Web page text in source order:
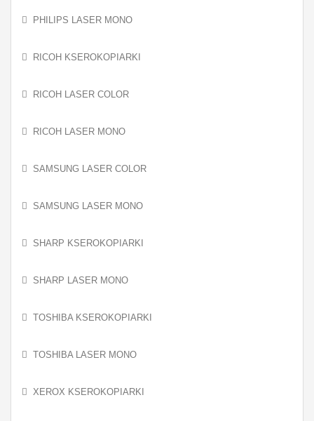
PHILIPS LASER MONO
RICOH KSEROKOPIARKI
RICOH LASER COLOR
RICOH LASER MONO
SAMSUNG LASER COLOR
SAMSUNG LASER MONO
SHARP KSEROKOPIARKI
SHARP LASER MONO
TOSHIBA KSEROKOPIARKI
TOSHIBA LASER MONO
XEROX KSEROKOPIARKI